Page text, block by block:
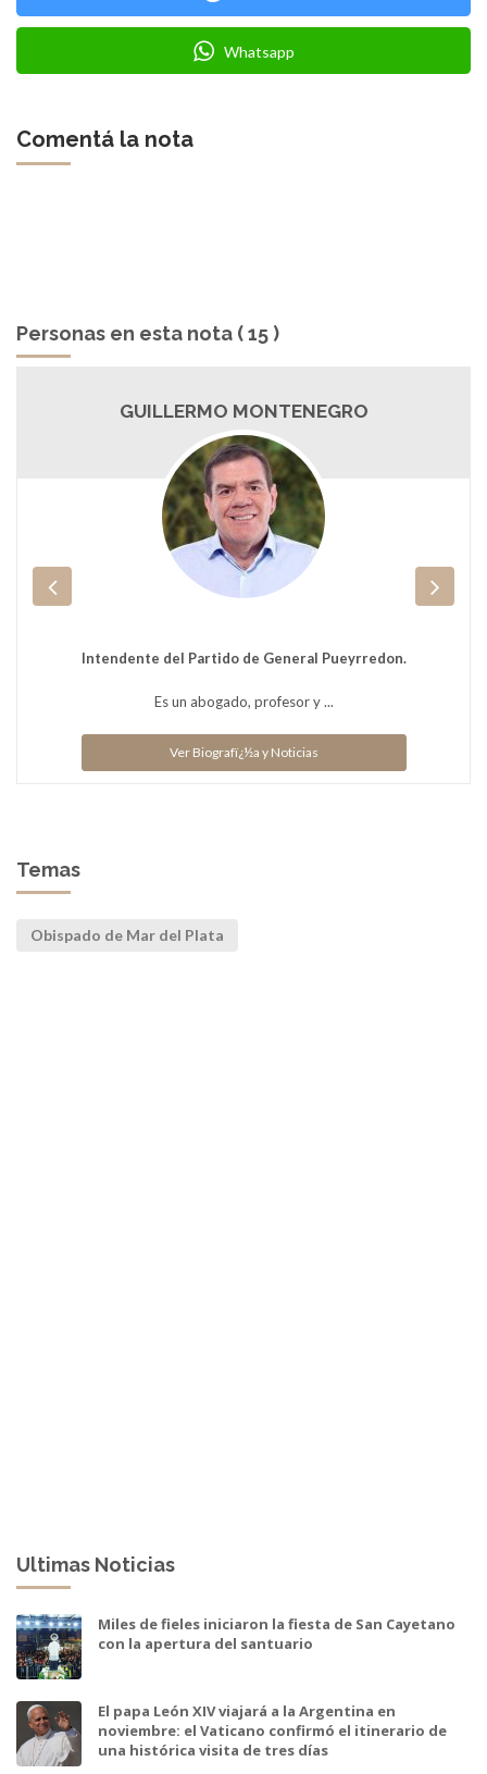
Whatsapp
Comentá la nota
Personas en esta nota ( 15 )
GUILLERMO MONTENEGRO
Intendente del Partido de General Pueyrredon.
Es un abogado, profesor y ...
Ver Biografï¿½a y Noticias
Temas
Obispado de Mar del Plata
Ultimas Noticias
Miles de fieles iniciaron la fiesta de San Cayetano
con la apertura del santuario
El papa León XIV viajará a la Argentina en
noviembre: el Vaticano confirmó el itinerario de
una histórica visita de tres días